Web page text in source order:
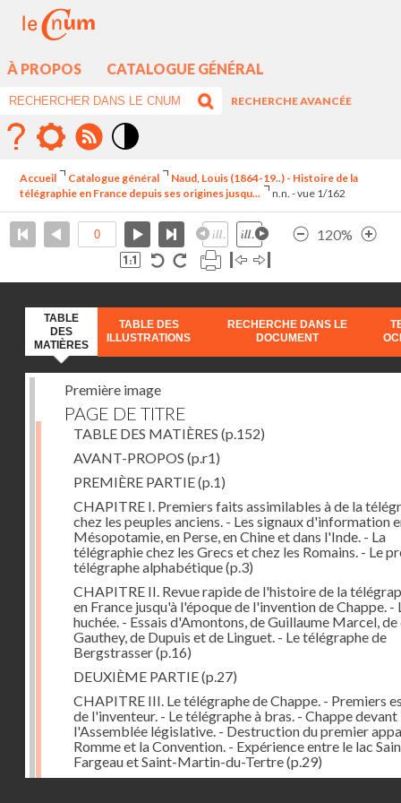
À PROPOS CATALOGUE GÉNÉRAL
RECHERCHE AVANCÉE
élévé
Accueil Catalogue général
Naud, Louis (1864-19..) - Histoire de la
télégraphie en France depuis ses origines jusqu...
n.n. - vue 1/162
120%
TABLE
DES
MATIÈRES
TABLE DES
ILLUSTRATIONS
RECHERCHE DANS LE
DOCUMENT
Première image
PAGE DE TITRE
TABLE DES MATIÈRES (p.152)
AVANT-PROPOS (p.r1)
PREMIÈRE PARTIE(p.1)
CHAPITRE I. Premiers faits assimilables à de la
chez les peuples anciens. - Les signaux d'information
Mésopotamie, en Perse, en Chine et dans l'Inde. - La
télégraphie chez les Grecs et chez les Romains. - Le
télégraphe alphabétique(p.3)
CHAPITRE II. Revue rapide de l'histoire de la
en France jusqu'à l'époque de l'invention de Chappe. -
huchée. - Essais d'Amontons, de Guillaume Marcel,
Gauthey, de Dupuis et de Linguet. - Le télégraphe de
Bergstrasser(p.16)
DEUXIÈME PARTIE(p.27)
CHAPITRE III. Le télégraphe de Chappe. - Premiers
de l'inventeur. - Le télégraphe à bras. - Chappe devant
l'Assemblée législative. - Destruction du premier
Romme et la Convention. - Expérience entre le lac
Fargeau et Saint-Martin-du-Tertre(p.29)